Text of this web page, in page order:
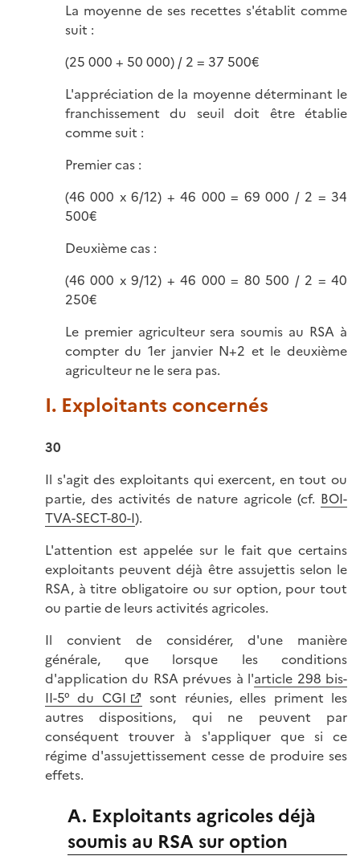
La moyenne de ses recettes s'établit comme
suit :
(25 000 + 50 000) / 2 = 37 500€
L'appréciation de la moyenne déterminant le
franchissement du seuil doit être établie
comme suit :
Premier cas :
(46 000 x 6/12) + 46 000 = 69 000 / 2 = 34
500€
Deuxième cas :
(46 000 x 9/12) + 46 000 = 80 500 / 2 = 40
250€
Le premier agriculteur sera soumis au RSA à
compter du 1er janvier N+2 et le deuxième
agriculteur ne le sera pas.
I. Exploitants concernés
30
Il s'agit des exploitants qui exercent, en tout ou
partie, des activités de nature agricole (cf. BOI-
TVA-SECT-80-I).
L'attention est appelée sur le fait que certains
exploitants peuvent déjà être assujettis selon le
RSA, à titre obligatoire ou sur option, pour tout
ou partie de leurs activités agricoles.
Il convient de considérer, d'une manière
générale, que lorsque les conditions
d'application du RSA prévues à l'article 298 bis-
II-5° du CGI
sont réunies, elles priment les
autres dispositions, qui ne peuvent par
conséquent trouver à s'appliquer que si ce
régime d'assujettissement cesse de produire ses
effets.
A. Exploitants agricoles déjà
soumis au RSA sur option